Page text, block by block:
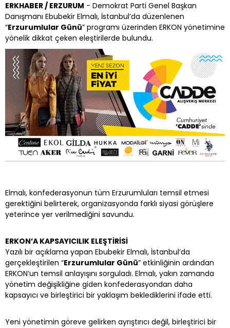
ERKHABER / ERZURUM - Demokrat Parti Genel Başkan
Danışmanı Ebubekir Elmalı, İstanbul’da düzenlenen
“Erzurumlular Günü” programı üzerinden ERKON yönetimine
yönelik dikkat çeken eleştirilerde bulundu.
Elmalı, konfederasyonun tüm Erzurumluları temsil etmesi
gerektiğini belirterek, organizasyonda farklı siyasi görüşlere
yeterince yer verilmediğini savundu.
ERKON’A KAPSAYICILIK ELEŞTİRİSİ
Yazılı bir açıklama yapan Ebubekir Elmalı, İstanbul’da
gerçekleştirilen “Erzurumlular Günü” etkinliğinin ardından
ERKON’un temsil anlayışını sorguladı. Elmalı, yakın zamanda
yönetim değişikliğine giden konfederasyondan daha
kapsayıcı ve birleştirici bir yaklaşım beklediklerini ifade etti.
Yeni yönetimin göreve gelirken ayrıştırıcı değil, birleştirici bir